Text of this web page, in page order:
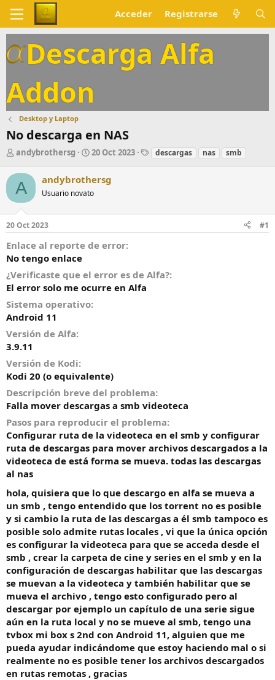
Acceder Registrarse
Descarga Alfa
Addon
Desktop y Laptop
No descarga en NAS
A
t
o
r
andybrothersg
F
h
a
n
i
o
20 Oct 2023
E descargas nas smb
A andybrothersg
Usuario novato
20 Oct 2023 #1
Enlace al reporte de error
No tengo enlace
¿Verificaste que el error es de Alfa?
El error solo me ocurre en Alfa
Sistema operativo
Android 11
Versión de Alfa
3.9.11
Versión de Kodi
Kodi 20 (o equivalente)
Descripción breve del problema
Falla mover descargas a smb videoteca
Pasos para reproducir el problema
Configurar ruta de la videoteca en el smb y configurar
ruta de descargas para mover archivos descargados a la
videoteca de está forma se mueva. todas las descargas
al nas
hola, quisiera que lo que descargo en alfa se mueva a
un smb , tengo entendido que los torrent no es posible
y si cambio la ruta de las descargas a él smb tampoco es
posible solo admite rutas locales , vi que la única opción
es configurar la videoteca para que se acceda desde el
smb , crear la carpeta de cine y series en el smb y en la
configuración de descargas habilitar que las descargas
se muevan a la videoteca y también habilitar que se
mueva el archivo , tengo esto configurado pero al
descargar por ejemplo un capítulo de una serie sigue
aún en la ruta local y no se mueve al smb, tengo una
tvbox mi box s 2nd con Android 11, alguien que me
pueda ayudar indicándome que estoy haciendo mal o si
realmente no es posible tener los archivos descargados
en rutas remotas , gracias